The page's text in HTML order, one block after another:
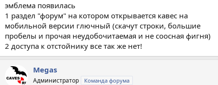
эмблема появилась
1 раздел "форум" на котором открывается кавес на
мобильной версии глючный (скачут строки, большие
пробелы и прочая неудобочитаемая и не соосная фигня)
2 доступа к отстойнику все так же нет!
Megas
Администратор Команда форума